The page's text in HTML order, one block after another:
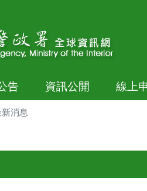
告 資訊公開 線上
消息